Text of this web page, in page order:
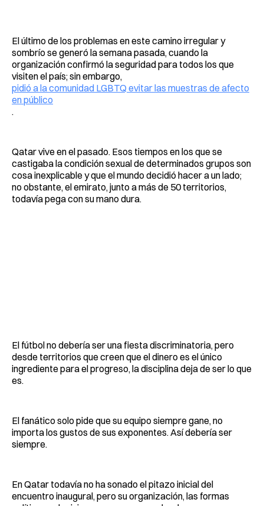
El último de los problemas en este camino irregular y
sombrío se generó la semana pasada, cuando la
organización confirmó la seguridad para todos los que
visiten el país; sin embargo,
pidió a la comunidad LGBTQ evitar las muestras de afecto
en público
.
Qatar vive en el pasado. Esos tiempos en los que se
castigaba la condición sexual de determinados grupos son
cosa inexplicable y que el mundo decidió hacer a un lado;
no obstante, el emirato, junto a más de 50 territorios,
todavía pega con su mano dura.
El fútbol no debería ser una fiesta discriminatoria, pero
desde territorios que creen que el dinero es el único
ingrediente para el progreso, la disciplina deja de ser lo que
es.
El fanático solo pide que su equipo siempre gane, no
importa los gustos de sus exponentes. Así debería ser
siempre.
En Qatar todavía no ha sonado el pitazo inicial del
encuentro inaugural, pero su organización, las formas